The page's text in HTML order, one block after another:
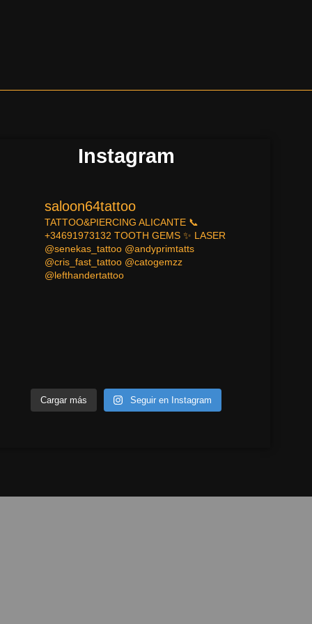
Instagram
saloon64tattoo
TATTOO&PIERCINGALICANTE 📞
+34691973132 TOOTH GEMS ✨ LASER
@senekas_tattoo @andyprimtatts
@cris_fast_tattoo @catogemzz
@lefthandertattoo
Cargar más Seguir en Instagram